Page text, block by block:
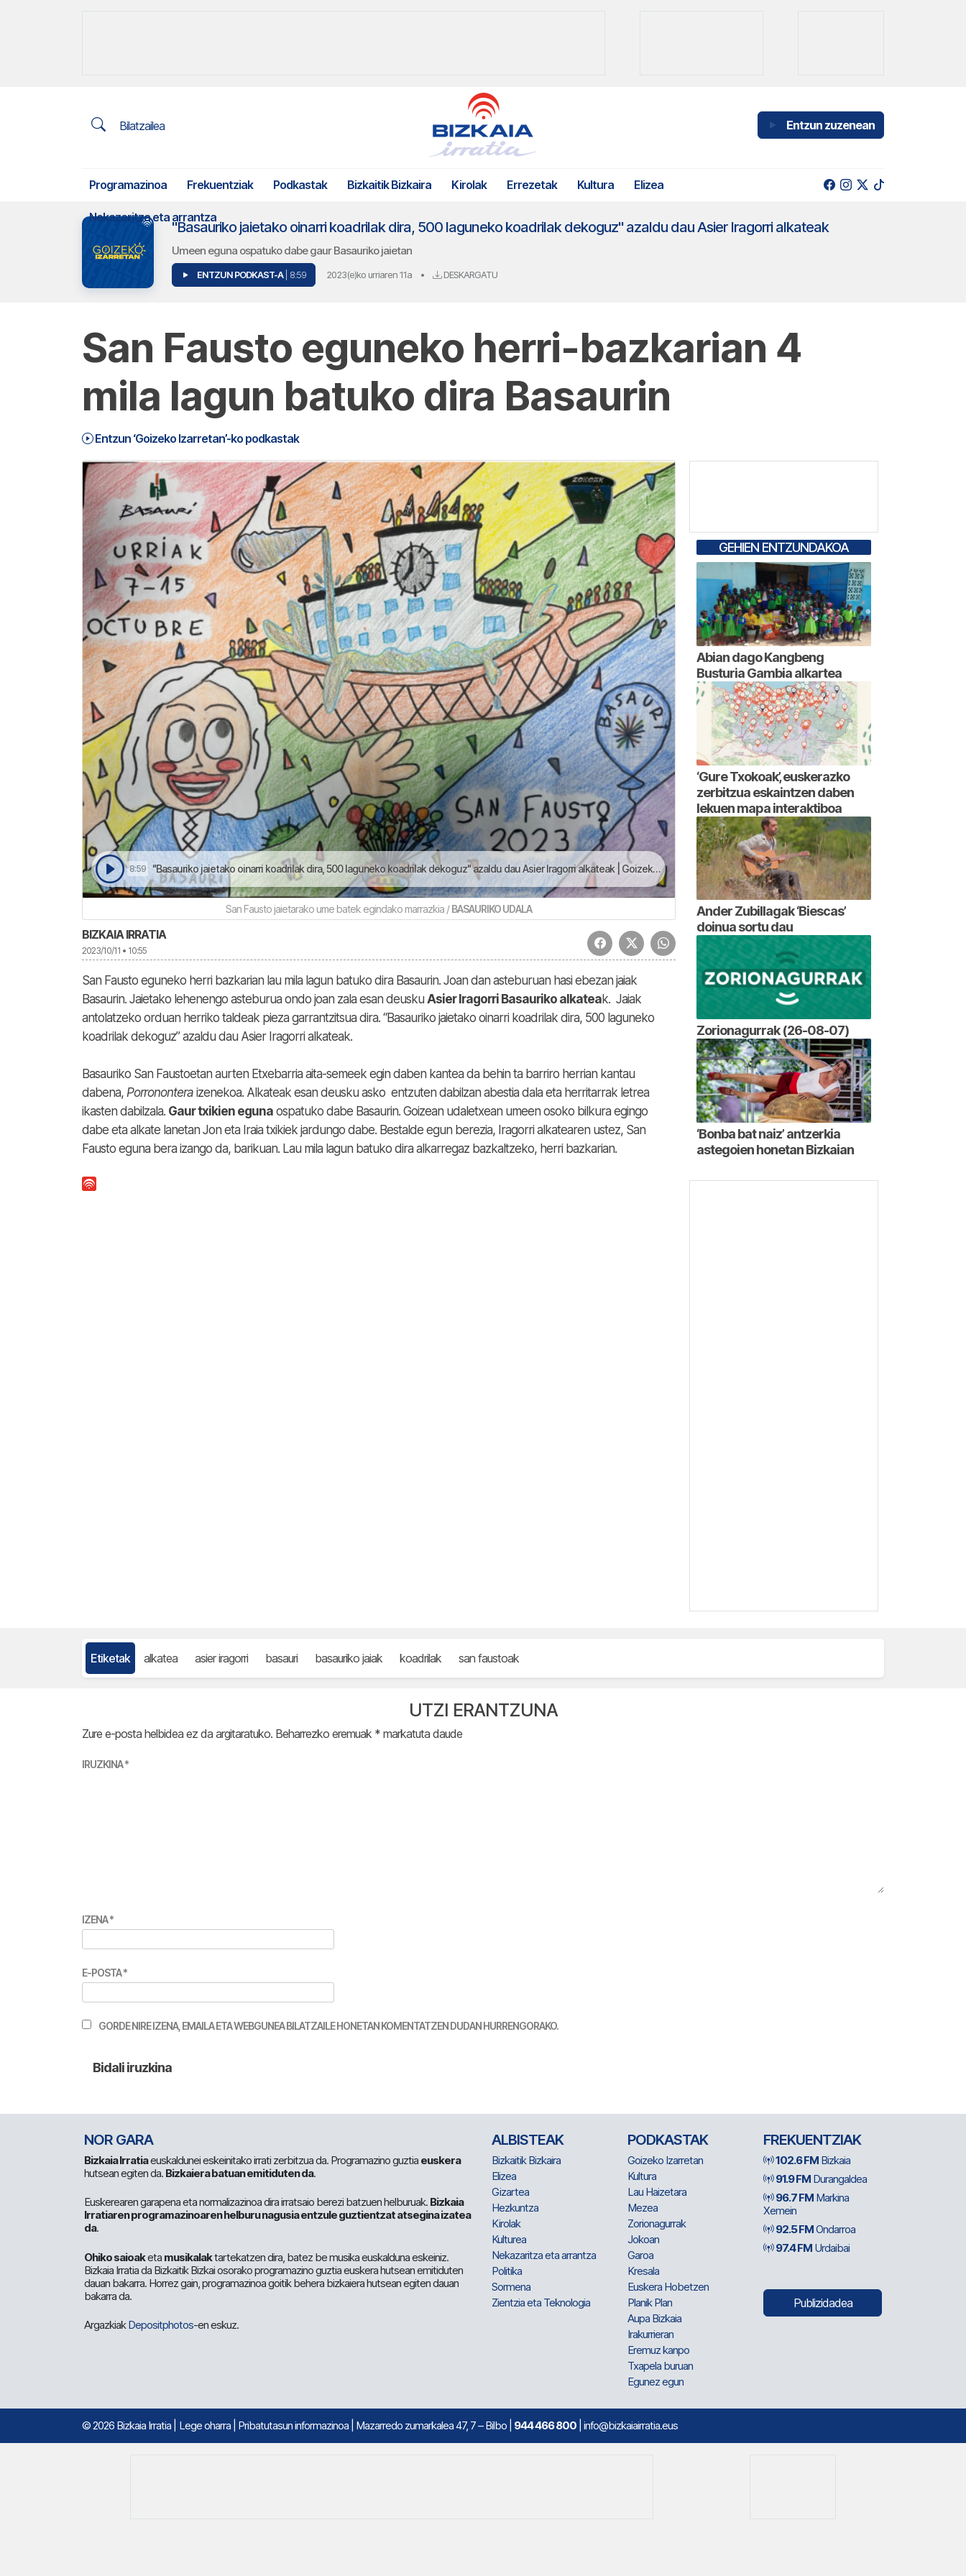
Bilatzailea Entzun zuzenean
Programazinoa Frekuentziak Podkastak Bizkaitik Bizkaira Kirolak Errezetak Kultura Elizea
Nekazaritza eta arrantza
"Basauriko jaietako oinarri koadrilak dira, 500 laguneko koadrilak dekoguz" azaldu dau Asier Iragorri alkateak
Umeen eguna ospatuko dabe gaur Basauriko jaietan
ENTZUN PODKAST-A | 8:59 2023(e)ko urriaren 11a • DESKARGATU
San Fausto eguneko herri-bazkarian 4
mila lagun batuko dira Basaurin
Entzun ‘Goizeko Izarretan’-ko podkastak
8:59 "Basauriko jaietako oinarri koadrilak dira, 500 laguneko koadrilak dekoguz" azaldu dau Asier Iragorri alkateak | Goizeko Izarretan
San Fausto jaietarako ume batek egindako marrazkia /BASAURIKO UDALA
BIZKAIA IRRATIA
2023/10/11 • 10:55
San Fausto eguneko herri bazkarian lau mila lagun batuko dira Basaurin. Joan dan asteburuan hasi ebezan jaiak
Basaurin. Jaietako lehenengo asteburua ondo joan zala esan deusku Asier Iragorri Basauriko alkateak. Jaiak
antolatzeko orduan herriko taldeak pieza garrantzitsua dira. “Basauriko jaietako oinarri koadrilak dira, 500 laguneko
koadrilak dekoguz” azaldu dau Asier Iragorri alkateak.
Basauriko San Faustoetan aurten Etxebarria aita-semeek egin daben kantea da behin ta barriro herrian kantau
dabena, Porronontera izenekoa. Alkateak esan deusku asko entzuten dabilzan abestia dala eta herritarrak letrea
ikasten dabilzala. Gaur txikien eguna ospatuko dabe Basaurin. Goizean udaletxean umeen osoko bilkura egingo
dabe eta alkate lanetan Jon eta Iraia txikiek jardungo dabe. Bestalde egun berezia, Iragorri alkatearen ustez, San
Fausto eguna bera izango da, barikuan. Lau mila lagun batuko dira alkarregaz bazkaltzeko, herri bazkarian.
GEHIEN ENTZUNDAKOA
Abian dago Kangbeng
Busturia Gambia alkartea
‘Gure Txokoak’, euskerazko
zerbitzua eskaintzen daben
lekuen mapa interaktiboa
Ander Zubillagak ‘Biescas’
doinua sortu dau
Zorionagurrak (26-08-07)
‘Bonba bat naiz’ antzerkia
astegoien honetan Bizkaian
Etiketak alkatea asier iragorri basauri basauriko jaiak koadrilak san faustoak
UTZI ERANTZUNA
Zure e-posta helbidea ez da argitaratuko. Beharrezko eremuak * markatuta daude
IRUZKINA*
IZENA*
E-POSTA*
GORDE NIRE IZENA, EMAILA ETA WEBGUNEA BILATZAILE HONETAN KOMENTATZEN DUDAN HURRENGORAKO.
NOR GARA
Bizkaia Irratiaeuskaldunei eskeinitako irrati zerbitzua da. Programazino guztia euskera
hutsean egiten da. Bizkaiera batuan emitiduten da.
Euskerearen garapena eta normalizazinoa dira irratsaio berezi batzuen helburuak. Bizkaia
Irratiaren programazinoaren helburu nagusia entzule guztientzat atsegina izatea
da.
Ohiko saioaketa musikalaktartekatzen dira, batez be musika euskalduna eskeiniz.
Bizkaia Irratia da Bizkaitik Bizkai osorako programazino guztia euskera hutsean emitiduten
dauan bakarra. Horrez gain, programazinoa goitik behera bizkaiera hutsean egiten dauan
bakarra da.
ArgazkiakDepositphotos-en eskuz.
ALBISTEAK
Bizkaitik Bizkaira
Elizea
Gizartea
Hezkuntza
Kirolak
Kulturea
Nekazaritza eta arrantza
Politika
Sormena
Zientzia eta Teknologia
PODKASTAK
Goizeko Izarretan
Kultura
Lau Haizetara
Mezea
Zorionagurrak
Jokoan
Garoa
Kresala
Euskera Hobetzen
Planik Plan
Aupa Bizkaia
Irakurrieran
Eremuz kanpo
Txapela buruan
Egunez egun
FREKUENTZIAK
102.6 FM Bizkaia
91.9 FM Durangaldea
96.7 FM Markina
Xemein
92.5 FMOndarroa
97.4 FM Urdaibai
Publizidadea
© 2026 Bizkaia Irratia Lege oharra Pribatutasun informazinoa | Mazarredo zumarkalea 47, 7 – Bilbo | 944 466 800 | info@bizkaiairratia.eus